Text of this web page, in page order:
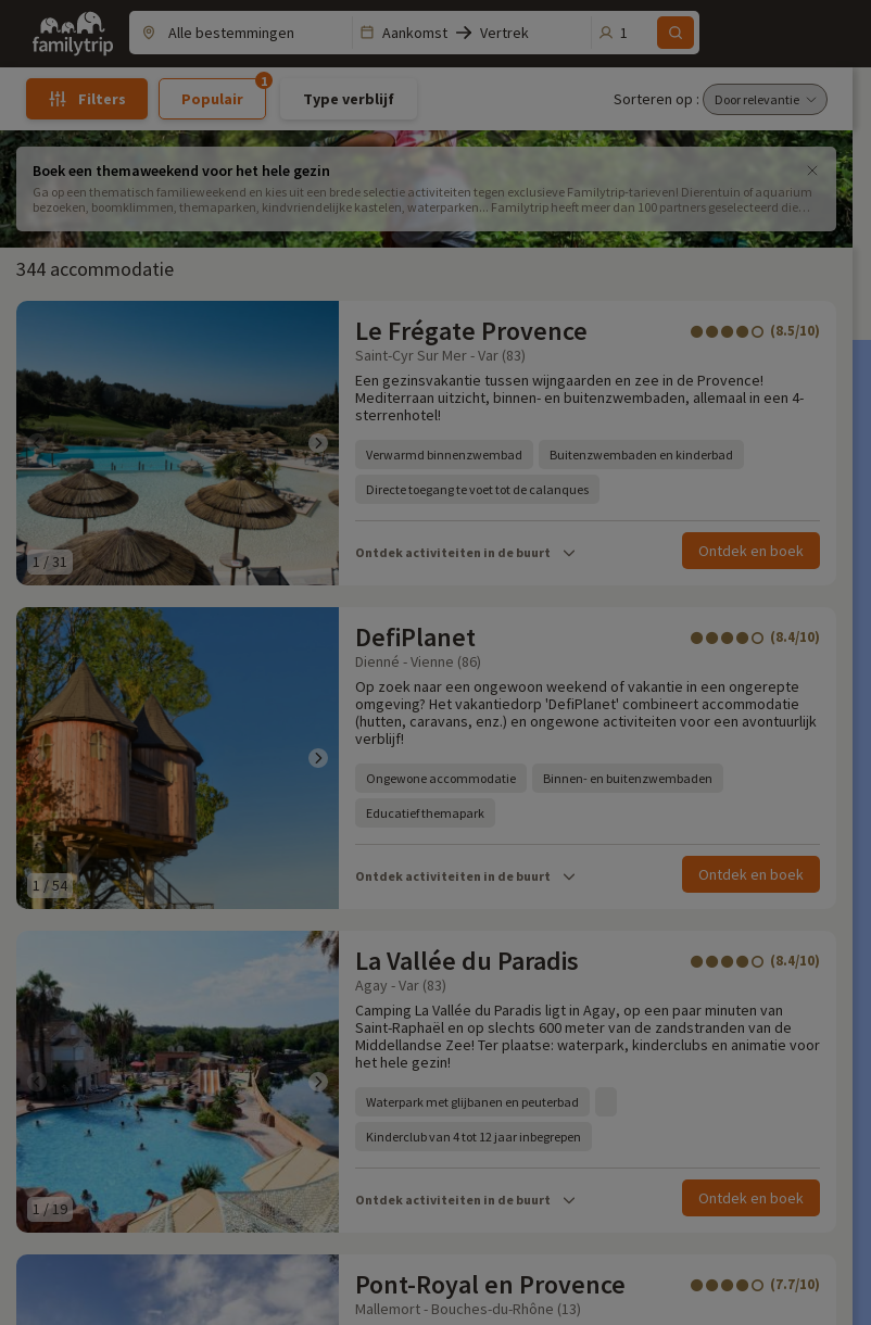
Family
trip
Aankomst Vertrek 1
Filters Populair
1
Type verblijf Sorteren op :
Boek een themaweekend voor het hele gezin
Ga op een thematisch familieweekend en kies uit een brede selectie activiteiten tegen exclusieve Familytrip-tarieven! Dierentuin of aquarium
bezoeken, boomklimmen, themaparken, kindvriendelijke kastelen, waterparken... Familytrip heeft meer dan 100 partners geselecteerd die
344 accommodatie
1 /31
Le Frégate Provence (8.5/10)
Saint-Cyr Sur Mer - Var (83)
Een gezinsvakantie tussen wijngaarden en zee in de Provence!
Mediterraan uitzicht, binnen- en buitenzwembaden, allemaal in een 4-
sterrenhotel!
Verwarmd binnenzwembad Buitenzwembaden en kinderbad
Directe toegang te voet tot de calanques
Ontdek activiteiten in de buurt Ontdek en boek
1 /54
DefiPlanet (8.4/10)
Dienné - Vienne (86)
Op zoek naar een ongewoon weekend of vakantie in een ongerepte
omgeving? Het vakantiedorp 'DefiPlanet' combineert accommodatie
(hutten, caravans, enz.) en ongewone activiteiten voor een avontuurlijk
verblijf!
Ongewone accommodatie Binnen- en buitenzwembaden
Educatief themapark
Ontdek activiteiten in de buurt Ontdek en boek
1 /19
La Vallée du Paradis (8.4/10)
Agay - Var (83)
Camping La Vallée du Paradis ligt in Agay, op een paar minuten van
Saint-Raphaël en op slechts 600 meter van de zandstranden van de
Middellandse Zee! Ter plaatse: waterpark, kinderclubs en animatie voor
het hele gezin!
Waterpark met glijbanen en peuterbad
Kinderclub van 4 tot 12 jaar inbegrepen
Ontdek activiteiten in de buurt Ontdek en boek
Pont-Royal en Provence (7.7/10)
Mallemort - Bouches-du-Rhône (13)